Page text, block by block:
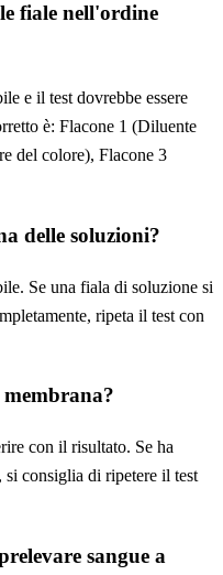
fiale nell'ordine
e il test dovrebbe essere
è: Flacone 1 (Diluente
del colore), Flacone 3
delle soluzioni?
Se una fiala di soluzione si
ripeta il test con
membrana?
con il risultato. Se ha
si consiglia di ripetere il test
sangue a